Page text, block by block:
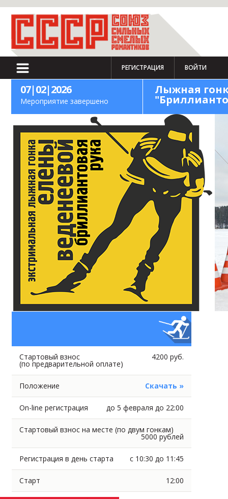
РЕГИСТРАЦИЯ ВОЙТИ
07|02|2026
Мероприятие завершено
Лыжная
Стартовый взнос
(по предварительной оплате)
4200 руб.
Положение Скачать »
On-line регистрация до 5 февраля до 22:00
Стартовый взнос на месте (по двум гонкам)
5000 рублей
Регистрация в день старта с 10:30 до 11:45
Старт 12:00